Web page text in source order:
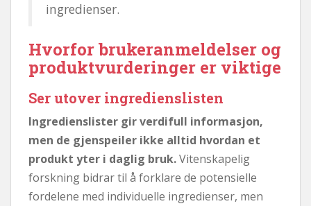
ingredienser.
Hvorfor brukeranmeldelser og
produktvurderinger er viktige
Ser utover ingredienslisten
Ingredienslister gir verdifull informasjon,
men de gjenspeiler ikke alltid hvordan et
produkt yter i daglig bruk.Vitenskapelig
forskning bidrar til å forklare de potensielle
fordelene med individuelle ingredienser, men